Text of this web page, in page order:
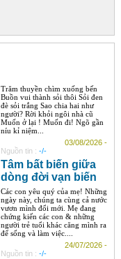
Trăm thuyền chìm xuống bến
Buồn vui thành sỏi thôi Sỏi đen
đè sỏi trắng Sao chia hai như
người? Rời khỏi ngôi nhà cũ
Muốn ở lại ! Muốn đi! Ngõ gần
níu kỉ niệm...
03/08/2026 -
Nguồn tin : -/-
Tâm bất biến giữa
dòng đời vạn biến
Các con yêu quý của mẹ! Những
ngày này, chúng ta cùng cả nước
vươn mình đổi mới. Mẹ đang
chứng kiến các con & những
người trẻ tuổi khác căng mình ra
để sống và làm việc....
24/07/2026 -
Nguồn tin : -/-